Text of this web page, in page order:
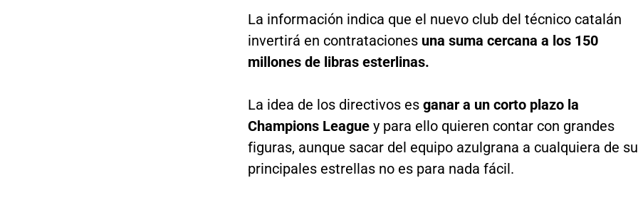
La información indica que el nuevo club del técnico catalán
invertirá en contrataciones una suma cercana a los 150
millones de libras esterlinas.
La idea de los directivos esganar a un corto plazo la
Champions Leaguey para ello quieren contar con grandes
figuras, aunque sacar del equipo azulgrana a cualquiera de
principales estrellas no es para nada fácil.